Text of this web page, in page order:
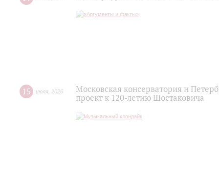
15 июля 2026
Московская консерватория и
проект к 120-летию Шостаковича